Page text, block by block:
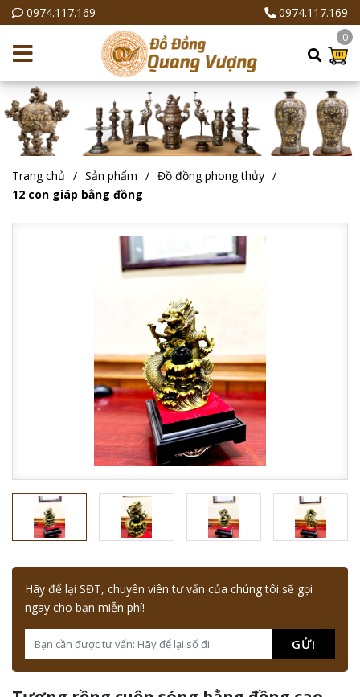
0974.117.169 0974.117.169
0
Trang chủ Sản phẩm
Đồ đồng phong thủy
12 con giáp bằng đồng
Hãy để lại SĐT, chuyên viên tư vấn của chúng tôi sẽ gọi
ngay cho bạn miễn phí!
GỬI